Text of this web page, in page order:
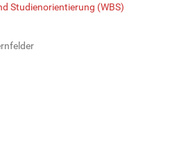
Studienorientierung (WBS)